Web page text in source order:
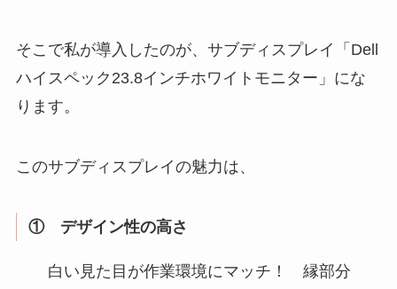
そこで私が導入したのが、サブディスプレイ「Dell
ハイスペック23.8インチホワイトモニター」にな
ります。
このサブディスプレイの魅力は、
① デザイン性の高さ
白い見た目が作業環境にマッチ！ 縁部分